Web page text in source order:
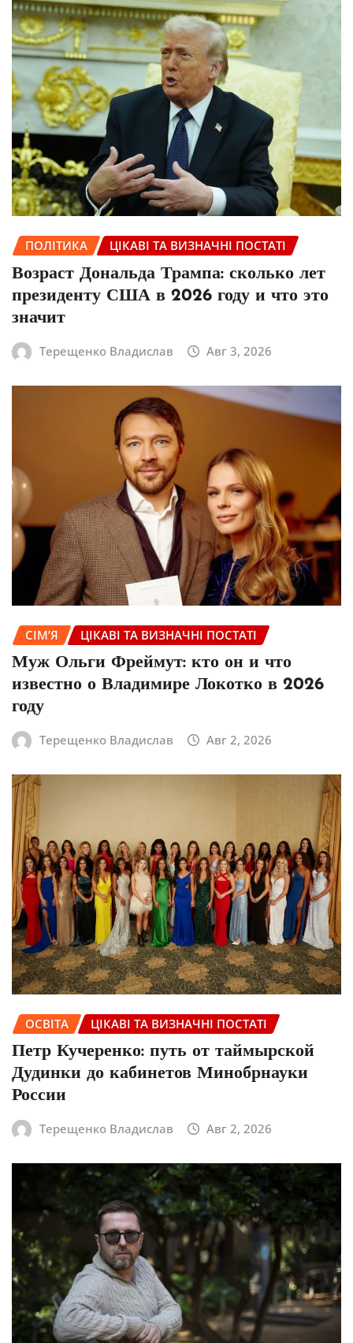
ПОЛІТИКА ЦІКАВІ ТА ВИЗНАЧНІ ПОСТАТІ
Возраст Дональда Трампа: сколько лет
президенту США в 2026 году и что это
значит
Терещенко Владислав Авг 3, 2026
СІМ’Я ЦІКАВІ ТА ВИЗНАЧНІ ПОСТАТІ
Муж Ольги Фреймут: кто он и что
известно о Владимире Локотко в 2026
году
Терещенко Владислав Авг 2, 2026
ОСВІТА ЦІКАВІ ТА ВИЗНАЧНІ ПОСТАТІ
Петр Кучеренко: путь от таймырской
Дудинки до кабинетов Минобрнауки
России
Терещенко Владислав Авг 2, 2026